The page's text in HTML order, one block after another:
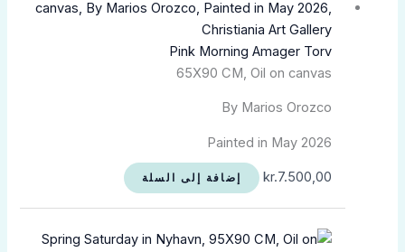
Pink Morning Amager Torv
65X90 CM, Oil on canvas
By Marios Orozco
Painted in May 2026
kr.7.500,00 إضافة إلى السلة